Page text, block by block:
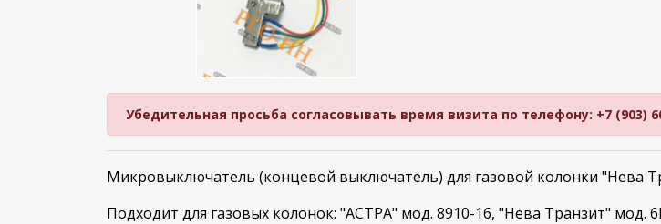
Убедительная просьба согласовывать время визита по телефону: +7 (903)
Микровыключатель (концевой выключатель) для газовой колонки "Нева
Подходит для газовых колонок: "АСТРА" мод. 8910-16, "Нева Транзит" мод.